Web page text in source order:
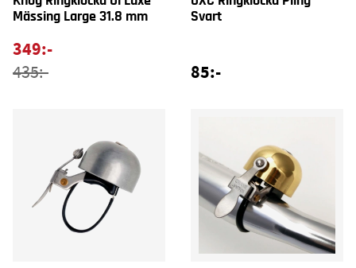
Mässing Large 31.8 mm
349:-
435:-
Svart
85:-